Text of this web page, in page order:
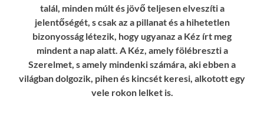
talál, minden múlt és jövő teljesen elveszíti a
jelentőségét, s csak az a pillanat és a hihetetlen
bizonyosság létezik, hogy ugyanaz a Kéz írt meg
mindent a nap alatt. A Kéz, amely fölébreszti a
Szerelmet, s amely mindenki számára, aki ebben a
világban dolgozik, pihen és kincsét keresi, alkotott egy
vele rokon lelket is.